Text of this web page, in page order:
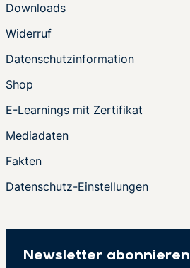
Downloads
Widerruf
Datenschutzinformation
Shop
E-Learnings mit Zertifikat
Mediadaten
Fakten
Datenschutz-Einstellungen
Newsletter abonnieren